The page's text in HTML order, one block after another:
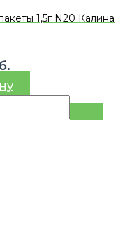
1,5г N20 Калина